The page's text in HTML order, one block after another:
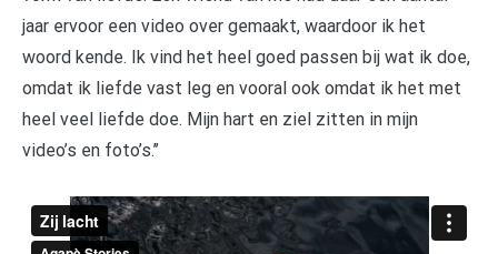
jaar ervoor een video over gemaakt, waardoor ik het
woord kende. Ik vind het heel goed passen bij wat ik doe,
omdat ik liefde vast leg en vooral ook omdat ik het met
heel veel liefde doe. Mijn hart en ziel zitten in mijn
video’s en foto’s.’’